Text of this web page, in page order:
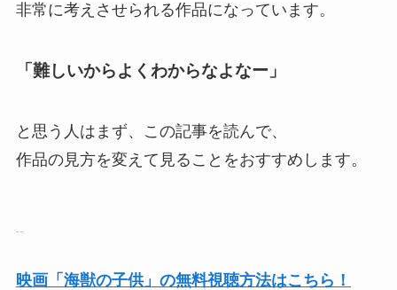
非常に考えさせられる作品になっています。
「難しいからよくわからなよなー」
と思う人はまず、この記事を読んで、
作品の見方を変えて見ることをおすすめします。
映画「海獣の子供」の無料視聴方法はこちら！